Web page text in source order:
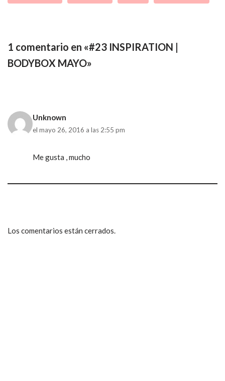
1 comentario en «#23 INSPIRATION |
BODYBOX MAYO»
Unknown
el mayo 26, 2016 a las 2:55 pm
Me gusta , mucho
Los comentarios están cerrados.